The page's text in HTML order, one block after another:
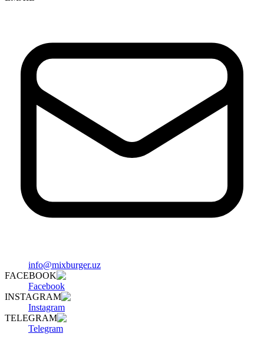
info@mixburger.uz
FACEBOOK
Facebook
INSTAGRAM
Instagram
TELEGRAM
Telegram